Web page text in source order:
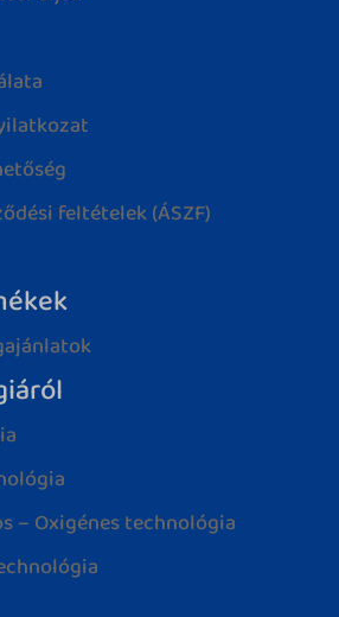
feltételek (ÁSZF)
– Oxigénes technológia